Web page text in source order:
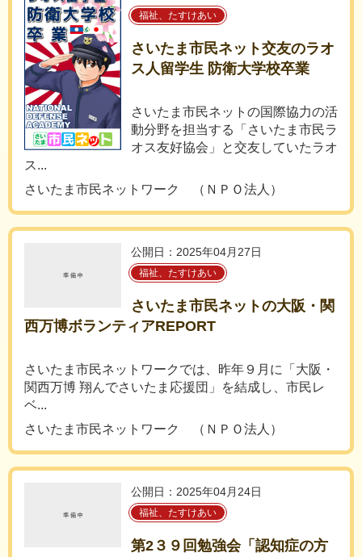
福祉、たすけあい
さいたま市民ネット交友のラオ
ス人留学生 防衛大学校卒業
さいたま市民ネットの国際協力の活
動分野を担当する「さいたま市民ラ
オス友好協会」と交友していたラオ
ス...
さいたま市民ネットワーク （ＮＰＯ法人）
公開日：2025年04月27日
福祉、たすけあい
さいたま市民ネットの大阪・関
西万博ボランティアREPORT
さいたま市民ネットワークでは、昨年９月に「大阪・
関西万博 翔んでさいたま応援団」を結成し、市民レ
ベ...
さいたま市民ネットワーク （ＮＰＯ法人）
公開日：2025年04月24日
福祉、たすけあい
第2３９回勉強会「認知症の方